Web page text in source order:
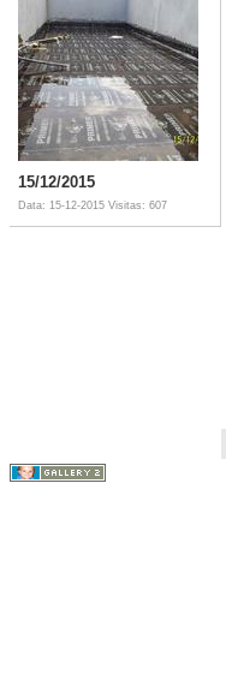
15/12/2015
Data: 15-12-2015 Visitas: 607